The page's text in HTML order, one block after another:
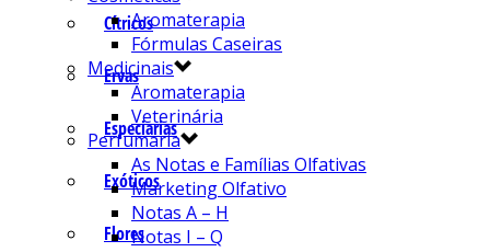
Cítricos
Ervas
Especiarias
Exóticos
Flores
Aromaterapia
Fórmulas Caseiras
Medicinais
Aromaterapia
Veterinária
Perfumaria
As Notas e Famílias Olfativas
Marketing Olfativo
Notas A – H
Notas I – Q